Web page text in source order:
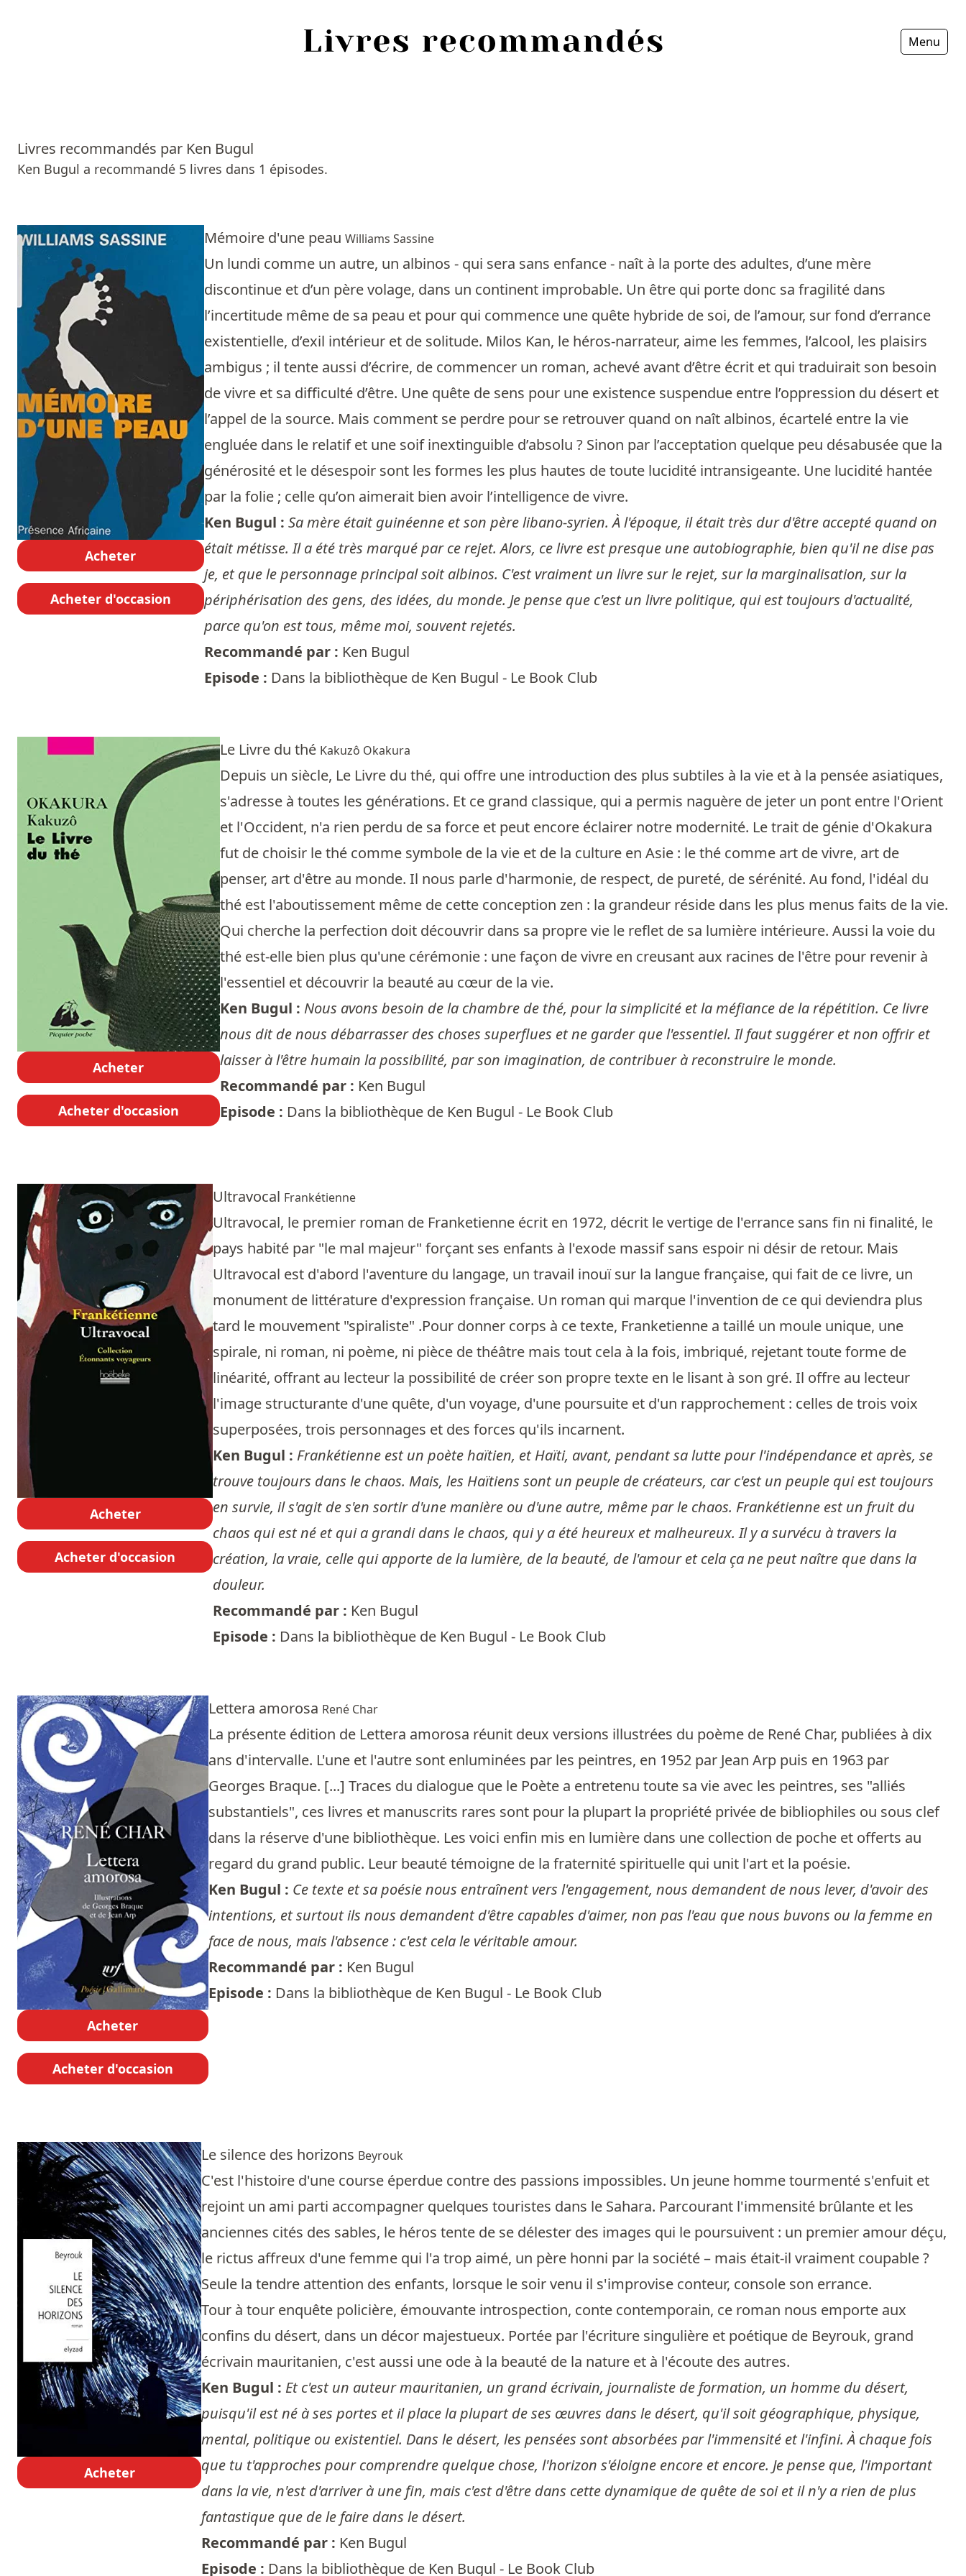
Menu
Livres recommandés par Ken Bugul
Ken Bugul a recommandé 5 livres dans 1 épisodes.
Acheter
Acheter d'occasion
Mémoire d'une peau Williams Sassine
Un lundi comme un autre, un albinos - qui sera sans enfance - naît à la porte des adultes, d’une mère
discontinue et d’un père volage, dans un continent improbable. Un être qui porte donc sa fragilité dans
l’incertitude même de sa peau et pour qui commence une quête hybride de soi, de l’amour, sur fond d’errance
existentielle, d’exil intérieur et de solitude. Milos Kan, le héros-narrateur, aime les femmes, l’alcool, les plaisirs
ambigus ; il tente aussi d’écrire, de commencer un roman, achevé avant d’être écrit et qui traduirait son besoin
de vivre et sa difficulté d’être. Une quête de sens pour une existence suspendue entre l’oppression du désert et
l’appel de la source. Mais comment se perdre pour se retrouver quand on naît albinos, écartelé entre la vie
engluée dans le relatif et une soif inextinguible d’absolu ? Sinon par l’acceptation quelque peu désabusée que la
générosité et le désespoir sont les formes les plus hautes de toute lucidité intransigeante. Une lucidité hantée
par la folie ; celle qu’on aimerait bien avoir l’intelligence de vivre.
Ken Bugul : Sa mère était guinéenne et son père libano-syrien. À l'époque, il était très dur d'être accepté quand on
était métisse. Il a été très marqué par ce rejet. Alors, ce livre est presque une autobiographie, bien qu'il ne dise pas
je, et que le personnage principal soit albinos. C'est vraiment un livre sur le rejet, sur la marginalisation, sur la
périphérisation des gens, des idées, du monde. Je pense que c'est un livre politique, qui est toujours d'actualité,
parce qu'on est tous, même moi, souvent rejetés.
Recommandé par : Ken Bugul
Episode : Dans la bibliothèque de Ken Bugul - Le Book Club
Acheter
Acheter d'occasion
Le Livre du thé Kakuzô Okakura
Depuis un siècle, Le Livre du thé, qui offre une introduction des plus subtiles à la vie et à la pensée asiatiques,
s'adresse à toutes les générations. Et ce grand classique, qui a permis naguère de jeter un pont entre l'Orient
et l'Occident, n'a rien perdu de sa force et peut encore éclairer notre modernité. Le trait de génie d'Okakura
fut de choisir le thé comme symbole de la vie et de la culture en Asie : le thé comme art de vivre, art de
penser, art d'être au monde. Il nous parle d'harmonie, de respect, de pureté, de sérénité. Au fond, l'idéal du
thé est l'aboutissement même de cette conception zen : la grandeur réside dans les plus menus faits de la vie.
Qui cherche la perfection doit découvrir dans sa propre vie le reflet de sa lumière intérieure. Aussi la voie du
thé est-elle bien plus qu'une cérémonie : une façon de vivre en creusant aux racines de l'être pour revenir à
l'essentiel et découvrir la beauté au cœur de la vie.
Ken Bugul : Nous avons besoin de la chambre de thé, pour la simplicité et la méfiance de la répétition. Ce livre
nous dit de nous débarrasser des choses superflues et ne garder que l'essentiel. Il faut suggérer et non offrir et
laisser à l'être humain la possibilité, par son imagination, de contribuer à reconstruire le monde.
Recommandé par : Ken Bugul
Episode : Dans la bibliothèque de Ken Bugul - Le Book Club
Acheter
Acheter d'occasion
Ultravocal Frankétienne
Ultravocal, le premier roman de Franketienne écrit en 1972, décrit le vertige de l'errance sans fin ni finalité, le
pays habité par "le mal majeur" forçant ses enfants à l'exode massif sans espoir ni désir de retour. Mais
Ultravocal est d'abord l'aventure du langage, un travail inouï sur la langue française, qui fait de ce livre, un
monument de littérature d'expression française. Un roman qui marque l'invention de ce qui deviendra plus
tard le mouvement "spiraliste" .Pour donner corps à ce texte, Franketienne a taillé un moule unique, une
spirale, ni roman, ni poème, ni pièce de théâtre mais tout cela à la fois, imbriqué, rejetant toute forme de
linéarité, offrant au lecteur la possibilité de créer son propre texte en le lisant à son gré. Il offre au lecteur
l'image structurante d'une quête, d'un voyage, d'une poursuite et d'un rapprochement : celles de trois voix
superposées, trois personnages et des forces qu'ils incarnent.
Ken Bugul : Frankétienne est un poète haïtien, et Haïti, avant, pendant sa lutte pour l'indépendance et après, se
trouve toujours dans le chaos. Mais, les Haïtiens sont un peuple de créateurs, car c'est un peuple qui est toujours
en survie, il s'agit de s'en sortir d'une manière ou d'une autre, même par le chaos. Frankétienne est un fruit du
chaos qui est né et qui a grandi dans le chaos, qui y a été heureux et malheureux. Il y a survécu à travers la
création, la vraie, celle qui apporte de la lumière, de la beauté, de l'amour et cela ça ne peut naître que dans la
douleur.
Recommandé par : Ken Bugul
Episode : Dans la bibliothèque de Ken Bugul - Le Book Club
Acheter
Acheter d'occasion
Lettera amorosa René Char
La présente édition de Lettera amorosa réunit deux versions illustrées du poème de René Char, publiées à dix
ans d'intervalle. L'une et l'autre sont enluminées par les peintres, en 1952 par Jean Arp puis en 1963 par
Georges Braque. [...] Traces du dialogue que le Poète a entretenu toute sa vie avec les peintres, ses "alliés
substantiels", ces livres et manuscrits rares sont pour la plupart la propriété privée de bibliophiles ou sous clef
dans la réserve d'une bibliothèque. Les voici enfin mis en lumière dans une collection de poche et offerts au
regard du grand public. Leur beauté témoigne de la fraternité spirituelle qui unit l'art et la poésie.
Ken Bugul : Ce texte et sa poésie nous entraînent vers l'engagement, nous demandent de nous lever, d'avoir des
intentions, et surtout ils nous demandent d'être capables d'aimer, non pas l'eau que nous buvons ou la femme en
face de nous, mais l'absence : c'est cela le véritable amour.
Recommandé par : Ken Bugul
Episode : Dans la bibliothèque de Ken Bugul - Le Book Club
Acheter
Le silence des horizons Beyrouk
C'est l'histoire d'une course éperdue contre des passions impossibles. Un jeune homme tourmenté s'enfuit et
rejoint un ami parti accompagner quelques touristes dans le Sahara. Parcourant l'immensité brûlante et les
anciennes cités des sables, le héros tente de se délester des images qui le poursuivent : un premier amour déçu,
le rictus affreux d'une femme qui l'a trop aimé, un père honni par la société – mais était-il vraiment coupable ?
Seule la tendre attention des enfants, lorsque le soir venu il s'improvise conteur, console son errance.
Tour à tour enquête policière, émouvante introspection, conte contemporain, ce roman nous emporte aux
confins du désert, dans un décor majestueux. Portée par l'écriture singulière et poétique de Beyrouk, grand
écrivain mauritanien, c'est aussi une ode à la beauté de la nature et à l'écoute des autres.
Ken Bugul : Et c'est un auteur mauritanien, un grand écrivain, journaliste de formation, un homme du désert,
puisqu'il est né à ses portes et il place la plupart de ses œuvres dans le désert, qu'il soit géographique, physique,
mental, politique ou existentiel. Dans le désert, les pensées sont absorbées par l'immensité et l'infini. À chaque fois
que tu t'approches pour comprendre quelque chose, l'horizon s'éloigne encore et encore. Je pense que, l'important
dans la vie, n'est d'arriver à une fin, mais c'est d'être dans cette dynamique de quête de soi et il n'y a rien de plus
fantastique que de le faire dans le désert.
Recommandé par : Ken Bugul
Episode : Dans la bibliothèque de Ken Bugul - Le Book Club
Sources
Livres
Livres les plus recommandés
Prix littéraires